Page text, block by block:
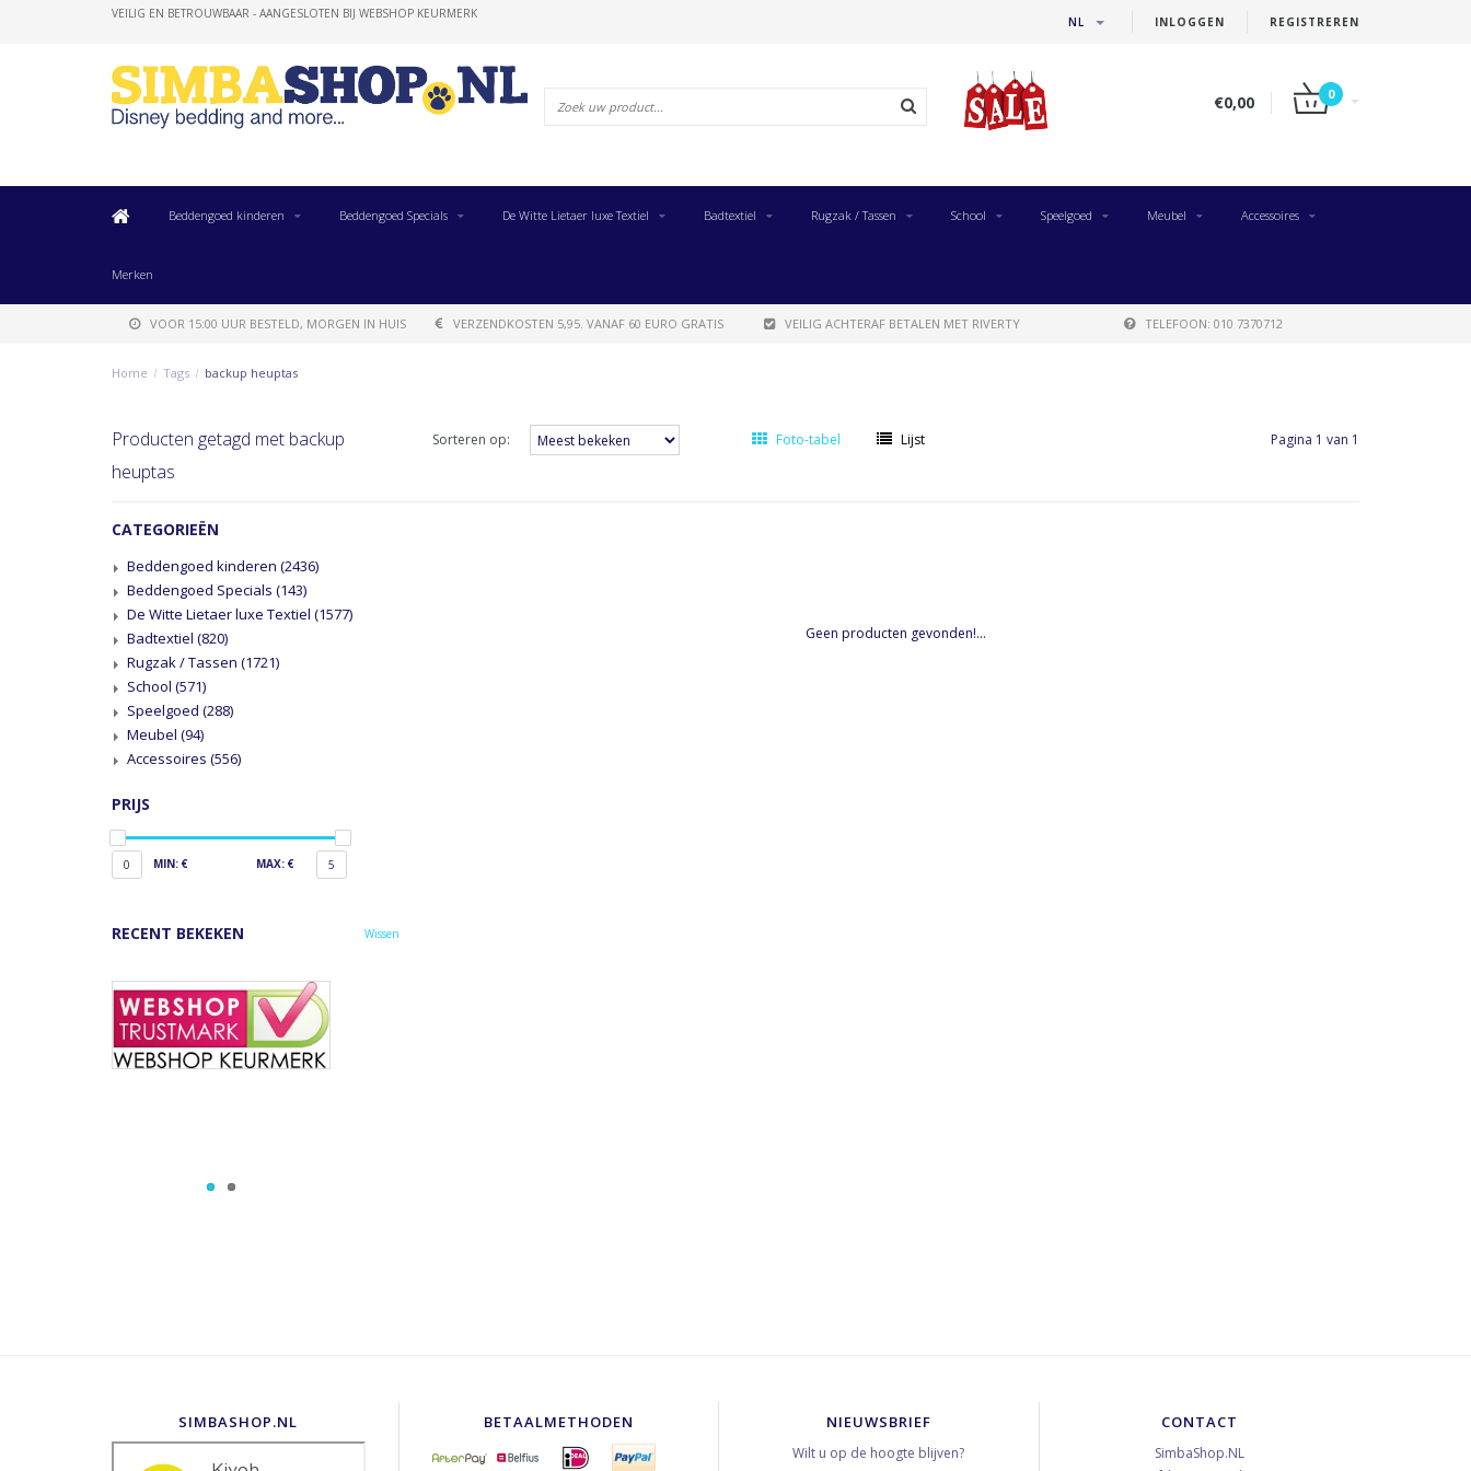
INLOGGEN REGISTREREN
NL
VEILIG EN BETROUWBAAR - AANGESLOTEN BIJ WEBSHOP KEURMERK
€0,00 0
Beddengoed kinderen Beddengoed Specials De Witte Lietaer luxe Textiel Badtextiel Rugzak / Tassen School Speelgoed Meubel Accessoires
Merken
VOOR 15:00 UUR BESTELD, MORGEN IN HUIS VERZENDKOSTEN 5,95. VANAF 60 EURO GRATIS VEILIG ACHTERAF BETALEN MET RIVERTY TELEFOON: 010 7370712
Home / Tags / backup heuptas
Producten getagd met backup
heuptas
Sorteren op: Foto-tabel Lijst Pagina 1 van 1
CATEGORIEËN
Beddengoed kinderen (2436)
Beddengoed Specials (143)
De Witte Lietaer luxe Textiel (1577)
Badtextiel (820)
Rugzak / Tassen (1721)
School (571)
Speelgoed (288)
Meubel (94)
Accessoires (556)
PRIJS
0 MIN: € MAX: € 5
RECENT BEKEKEN Wissen
Geen producten gevonden!...
SIMBASHOP.NL BETAALMETHODEN NIEUWSBRIEF
Wilt u op de hoogte blijven?
CONTACT
SimbaShop.NL